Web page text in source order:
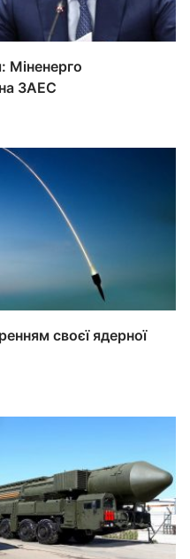
Міненерго
ЗАЕС
своєї ядерної